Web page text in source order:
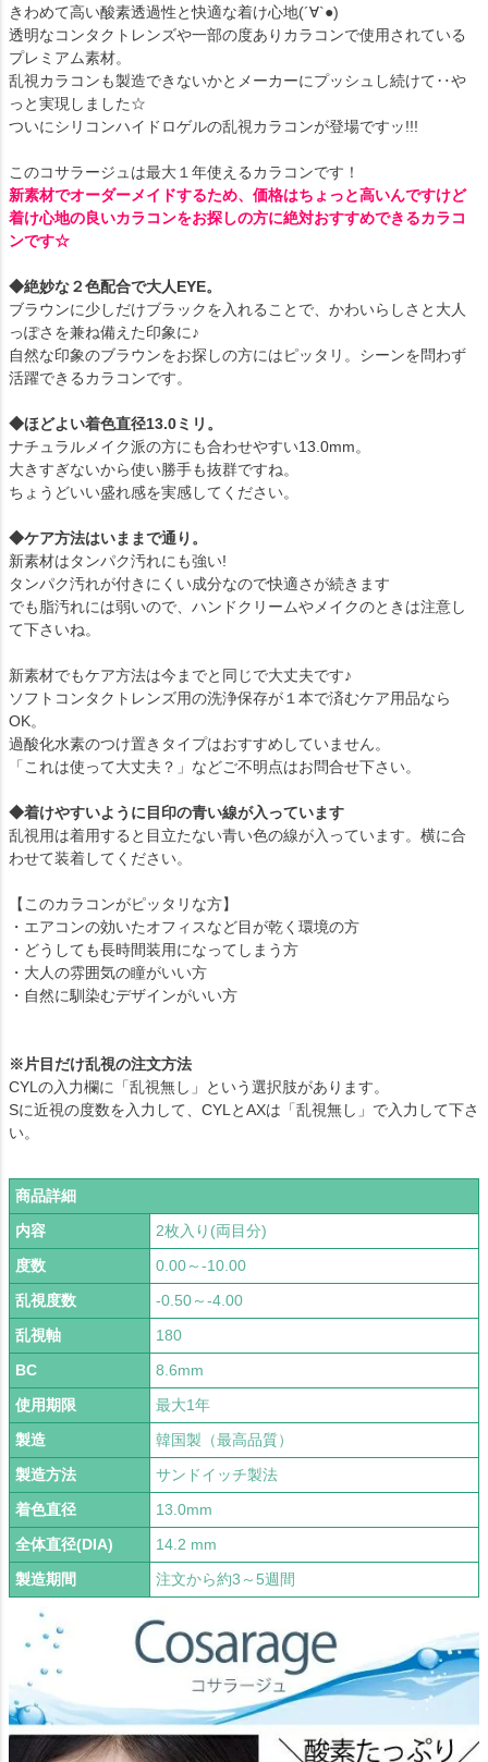
きわめて高い酸素透過性と快適な着け心地(´∀`●)
透明なコンタクトレンズや一部の度ありカラコンで使用されている
プレミアム素材。
乱視カラコンも製造できないかとメーカーにプッシュし続けて‥や
っと実現しました☆
ついにシリコンハイドロゲルの乱視カラコンが登場ですッ!!!
このコサラージュは最大１年使えるカラコンです！
新素材でオーダーメイドするため、価格はちょっと高いんですけど
着け心地の良いカラコンをお探しの方に絶対おすすめできるカラコ
ンです☆
◆絶妙な２色配合で大人EYE。
ブラウンに少しだけブラックを入れることで、かわいらしさと大人
っぽさを兼ね備えた印象に♪
自然な印象のブラウンをお探しの方にはピッタリ。シーンを問わず
活躍できるカラコンです。
◆ほどよい着色直径13.0ミリ。
ナチュラルメイク派の方にも合わせやすい13.0mm。
大きすぎないから使い勝手も抜群ですね。
ちょうどいい盛れ感を実感してください。
◆ケア方法はいままで通り。
新素材はタンパク汚れにも強い!
タンパク汚れが付きにくい成分なので快適さが続きます
でも脂汚れには弱いので、ハンドクリームやメイクのときは注意し
て下さいね。
新素材でもケア方法は今までと同じで大丈夫です♪
ソフトコンタクトレンズ用の洗浄保存が１本で済むケア用品なら
OK。
過酸化水素のつけ置きタイプはおすすめしていません。
「これは使って大丈夫？」などご不明点はお問合せ下さい。
◆着けやすいように目印の青い線が入っています
乱視用は着用すると目立たない青い色の線が入っています。横に合
わせて装着してください。
【このカラコンがピッタリな方】
・エアコンの効いたオフィスなど目が乾く環境の方
・どうしても長時間装用になってしまう方
・大人の雰囲気の瞳がいい方
・自然に馴染むデザインがいい方
※片目だけ乱視の注文方法
CYLの入力欄に「乱視無し」という選択肢があります。
Sに近視の度数を入力して、CYLとAXは「乱視無し」で入力して下さ
い。
商品詳細
内容
2枚入り(両目分)
度数
0.00～-10.00
乱視度数
-0.50～-4.00
乱視軸
180
BC
8.6mm
使用期限
最大1年
製造
韓国製（最高品質）
製造方法
サンドイッチ製法
着色直径
13.0mm
全体直径(DIA)
14.2 mm
製造期間
注文から約3～5週間